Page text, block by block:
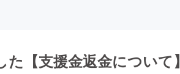
【支援金返金について】